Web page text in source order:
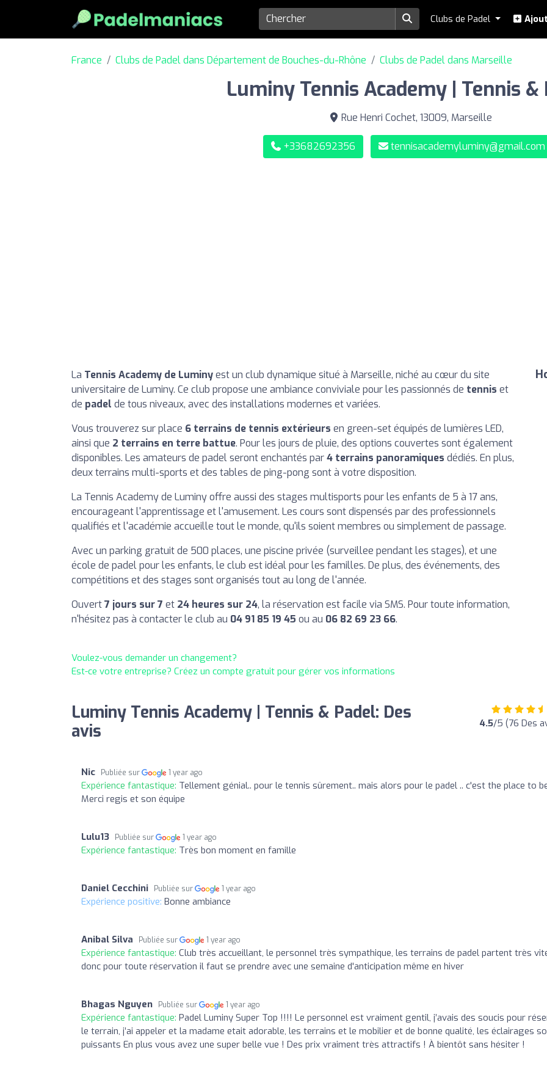
Clubs de Padel
France Clubs de Padel dans Département de Bouches-du-Rhône Clubs de Padel dans Marseille
Luminy Tennis Academy | Tennis &
Rue Henri Cochet, 13009, Marseille
+33682692356 tennisacademyluminy@gmail.com
La Tennis Academy de Luminyest un club dynamique situé à Marseille, niché au cœur du site
universitaire de Luminy. Ce club propose une ambiance conviviale pour les passionnés de tennis et
de padel de tous niveaux, avec des installations modernes et variées.
Vous trouverez sur place 6 terrains de tennis extérieurs en green-set équipés de lumières LED,
ainsi que 2 terrains en terre battue. Pour les jours de pluie, des options couvertes sont également
disponibles. Les amateurs de padel seront enchantés par4 terrains panoramiques dédiés. En plus,
deux terrains multi-sports et des tables de ping-pong sont à votre disposition.
La Tennis Academy de Luminy offre aussi des stages multisports pour les enfants de 5 à 17 ans,
encourageant l'apprentissage et l'amusement. Les cours sont dispensés par des professionnels
qualifiés et l'académie accueille tout le monde, qu'ils soient membres ou simplement de passage.
Avec un parking gratuit de 500 places, une piscine privée (surveillee pendant les stages), et une
école de padel pour les enfants, le club est idéal pour les familles. De plus, des événements, des
compétitions et des stages sont organisés tout au long de l'année.
Ouvert7 jours sur 7 et 24 heures sur 24, la réservation est facile via SMS. Pour toute information,
n'hésitez pas à contacter le club au 04 91 85 19 45 ou au 06 82 69 23 66.
Voulez-vous demander un changement?
Est-ce votre entreprise? Créez un compte gratuit pour gérer vos informations
Luminy Tennis Academy | Tennis & Padel: Des
avis
4.5/5 (76 Des
Nic Publiée sur 1 year ago
Expérience fantastique: Tellement génial.. pour le tennis sûrement.. mais alors pour le padel .. c'est the place to
Merci regis et son équipe
Lulu13 Publiée sur 1 year ago
Expérience fantastique: Très bon moment en famille
Daniel Cecchini Publiée sur 1 year ago
Expérience positive: Bonne ambiance
Anibal Silva Publiée sur 1 year ago
Expérience fantastique: Club très accueillant, le personnel très sympathique, les terrains de padel partent très
donc pour toute réservation il faut se prendre avec une semaine d'anticipation même en hiver
Bhagas Nguyen Publiée sur 1 year ago
Expérience fantastique: Padel Luminy Super Top !!!! Le personnel est vraiment gentil, j’avais des soucis pour
le terrain, j’ai appeler et la madame etait adorable, les terrains et le mobilier et de bonne qualité, les éclairages
puissants En plus vous avez une super belle vue ! Des prix vraiment très attractifs ! À bientôt sans hésiter !